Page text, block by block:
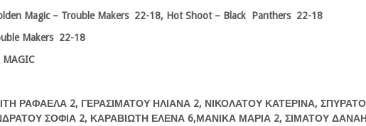
Magic – Trouble Makers 22-18, Hot Shoot – Black Panthers 22-18
Makers 22-18
MAGIC
ΡΑΦΑΕΛΑ 2, ΓΕΡΑΣΙΜΑΤΟΥ ΗΛΙΑΝΑ 2, ΝΙΚΟΛΑΤΟΥ ΚΑΤΕΡΙΝΑ,
ΣΟΦΙΑ 2, ΚΑΡΑΒΙΩΤΗ ΕΛΕΝΑ 6,ΜΑΝΙΚΑ ΜΑΡΙΑ 2, ΣΙΜΑΤΟΥ